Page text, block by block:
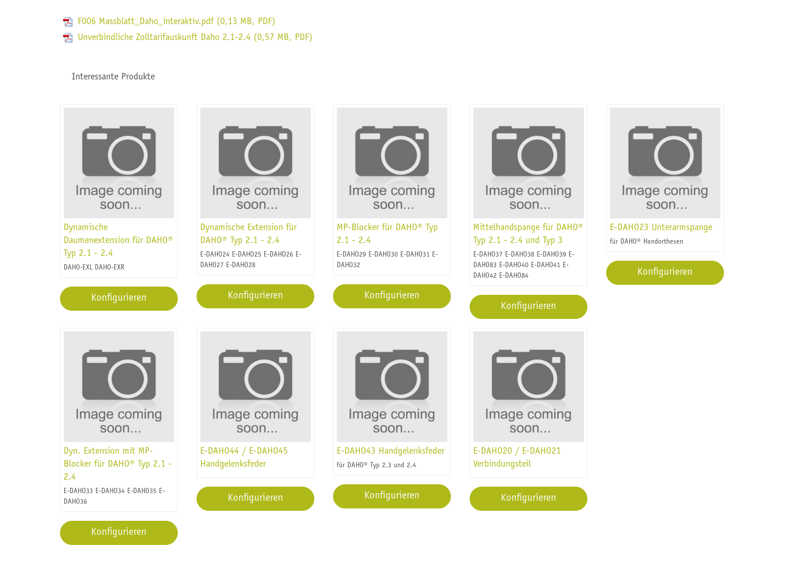
F006 Massblatt_Daho_interaktiv.pdf (0,13 MB, PDF)
Unverbindliche Zolltarifauskunft Daho 2.1-2.4 (0,57 MB, PDF)
Interessante Produkte
Dynamische
Daumenextension für DAHO®
Typ 2.1 - 2.4
DAHO-EXL DAHO-EXR
Konfigurieren
Dynamische Extension für
DAHO® Typ 2.1 - 2.4
E-DAHO24 E-DAHO25 E-DAHO26 E-
DAHO27 E-DAHO28
Konfigurieren
MP-Blocker für DAHO® Typ
2.1 - 2.4
E-DAHO29 E-DAHO30 E-DAHO31 E-
DAHO32
Konfigurieren
Mittelhandspange für DAHO®
Typ 2.1 - 2.4 und Typ 3
E-DAHO37 E-DAHO38 E-DAHO39 E-
DAHO83 E-DAHO40 E-DAHO41 E-
DAHO42 E-DAHO84
Konfigurieren
E-DAHO23 Unterarmspange
für DAHO® Handorthesen
Konfigurieren
Dyn. Extension mit MP-
Blocker für DAHO® Typ 2.1 -
2.4
E-DAHO33 E-DAHO34 E-DAHO35 E-
DAHO36
Konfigurieren
E-DAHO44 / E-DAHO45
Handgelenksfeder
Konfigurieren
E-DAHO43 Handgelenksfeder
für DAHO® Typ 2.3 und 2.4
Konfigurieren
E-DAHO20 / E-DAHO21
Verbindungsteil
Konfigurieren